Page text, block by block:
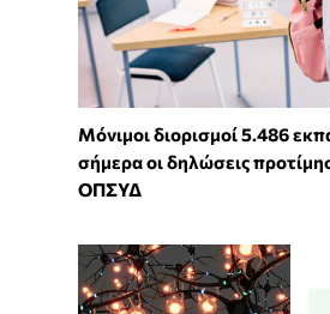
Μόνιμοι διορισμοί 5.486
σήμερα οι δηλώσεις
ΟΠΣΥΔ